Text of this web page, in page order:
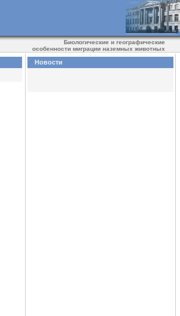
Биологические и географические
особенности миграции наземных животных
Новости